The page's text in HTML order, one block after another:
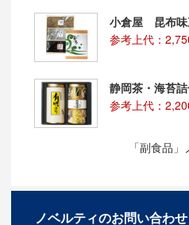
小倉屋 昆布
参考上代：
静岡茶・海苔
参考上代：
「副食品
ノベルティのお問い合わせ